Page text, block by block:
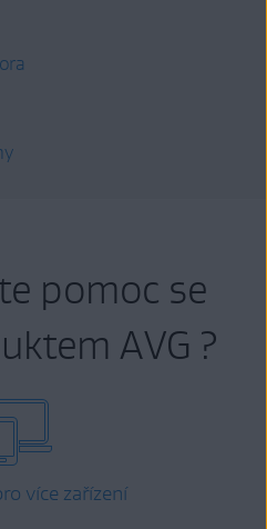
pomoc se
AVG ?
více zařízení